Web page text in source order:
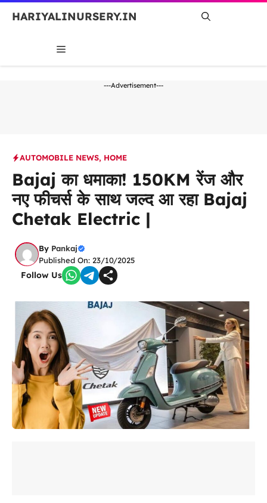
Skip
HARIYALINURSERY.IN
MENU
---Advertisement---
AUTOMOBILE NEWS, HOME
Bajaj का धमाका! 150KM रेंज और
नए फीचर्स के साथ जल्द आ रहा Bajaj
Chetak Electric |
By Pankaj
Published On: 23/10/2025
Follow Us